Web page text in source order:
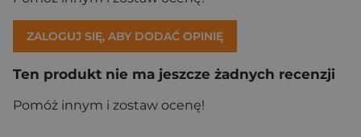
ZALOGUJ SIĘ, ABY DODAĆ OPINIĘ
Ten produkt nie ma jeszcze żadnych recenzji
Pomóż innym i zostaw ocenę!